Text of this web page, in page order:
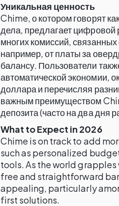
Уникальная ценность
Chime, о котором говорят
дела, предлагает цифровой
многих комиссий,
например, от платы за
балансу. Пользователи
автоматической экономии,
доллара и перечисляя
важным преимуществом
депозита (часто на два дня
What to Expect in 2026
Chime is on track to add
such as personalized
tools. As the world
free and straightforward
appealing, particularly
first solutions.